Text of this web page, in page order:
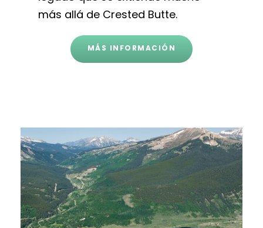
más allá de Crested Butte.
MÁS INFORMACIÓN